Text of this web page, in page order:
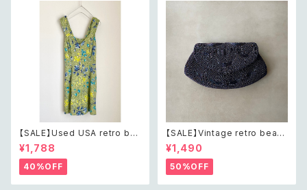
【SALE】Used USA retro bot
anical flower salopette sh
ort pants レトロ アメリカ ユー
ズド 古着 ライトグリーン ボタニ
カル フラワー サロペット ショー
トパンツ
¥1,788
40%OFF
【SALE】Vintage retro bead
s embroidery navy blue po
uch レトロ ヴィンテージ ホワイ
ト ビーズ刺繍 ネイビー 紺色 ポ
ーチ
¥1,490
50%OFF